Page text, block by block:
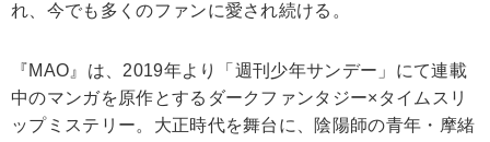
れ、今でも多くのファンに愛され続ける。
『MAO』は、2019年より「週刊少年サンデー」にて連載
中のマンガを原作とするダークファンタジー×タイムスリ
ップミステリー。大正時代を舞台に、陰陽師の青年・摩緒